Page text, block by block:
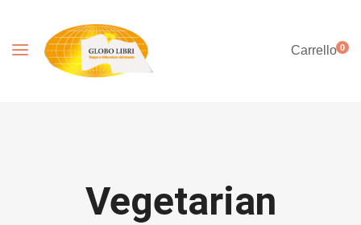
Carrello0
Vegetarian